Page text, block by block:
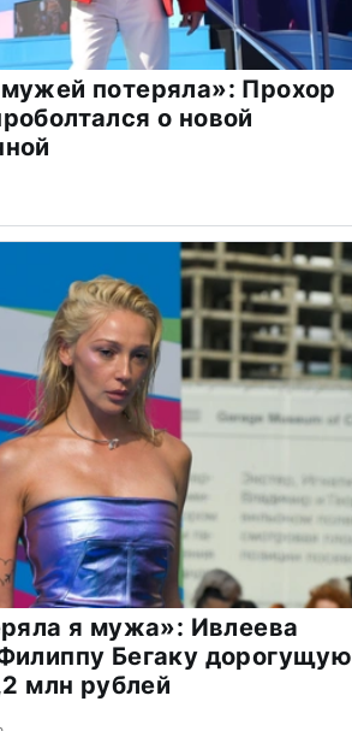
потеряла»: Прохор
о новой
я мужа»: Ивлеева
Бегаку дорогущую
млн рублей